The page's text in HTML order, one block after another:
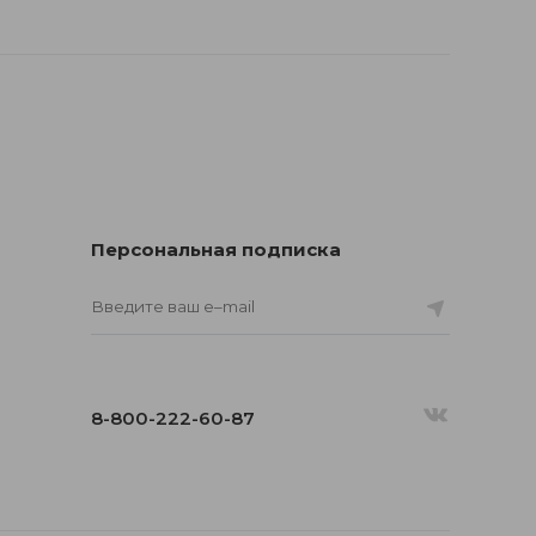
Персональная подписка
8-800-222-60-87